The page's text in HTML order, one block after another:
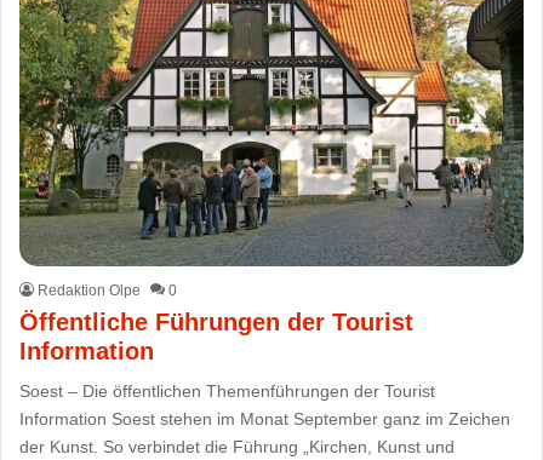
Redaktion Olpe 0
Öffentliche Führungen der Tourist
Information
Soest – Die öffentlichen Themenführungen der Tourist
Information Soest stehen im Monat September ganz im Zeichen
der Kunst. So verbindet die Führung „Kirchen, Kunst und